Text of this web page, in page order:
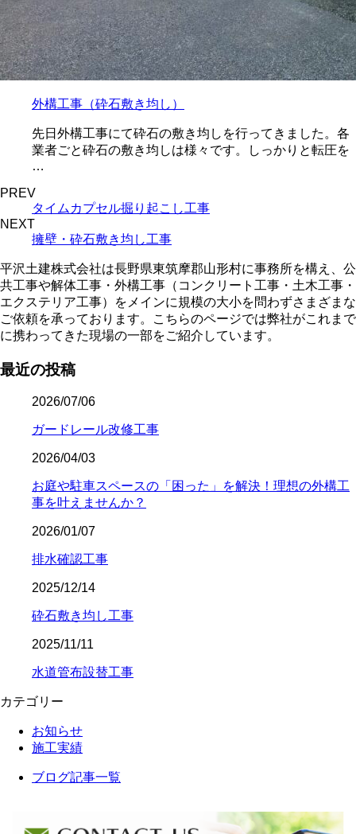
外構工事（砕石敷き均し）
先日外構工事にて砕石の敷き均しを行ってきました。各
業者ごと砕石の敷き均しは様々です。しっかりと転圧を
…
PREV
タイムカプセル掘り起こし工事
NEXT
擁壁・砕石敷き均し工事
平沢土建株式会社は長野県東筑摩郡山形村に事務所を構え、公
共工事や解体工事・外構工事（コンクリート工事・土木工事・
エクステリア工事）をメインに規模の大小を問わずさまざまな
ご依頼を承っております。こちらのページでは弊社がこれまで
に携わってきた現場の一部をご紹介しています。
最近の投稿
2026/07/06
ガードレール改修工事
2026/04/03
お庭や駐車スペースの「困った」を解決！理想の外構工
事を叶えませんか？
2026/01/07
排水確認工事
2025/12/14
砕石敷き均し工事
2025/11/11
水道管布設替工事
カテゴリー
お知らせ
施工実績
ブログ記事一覧